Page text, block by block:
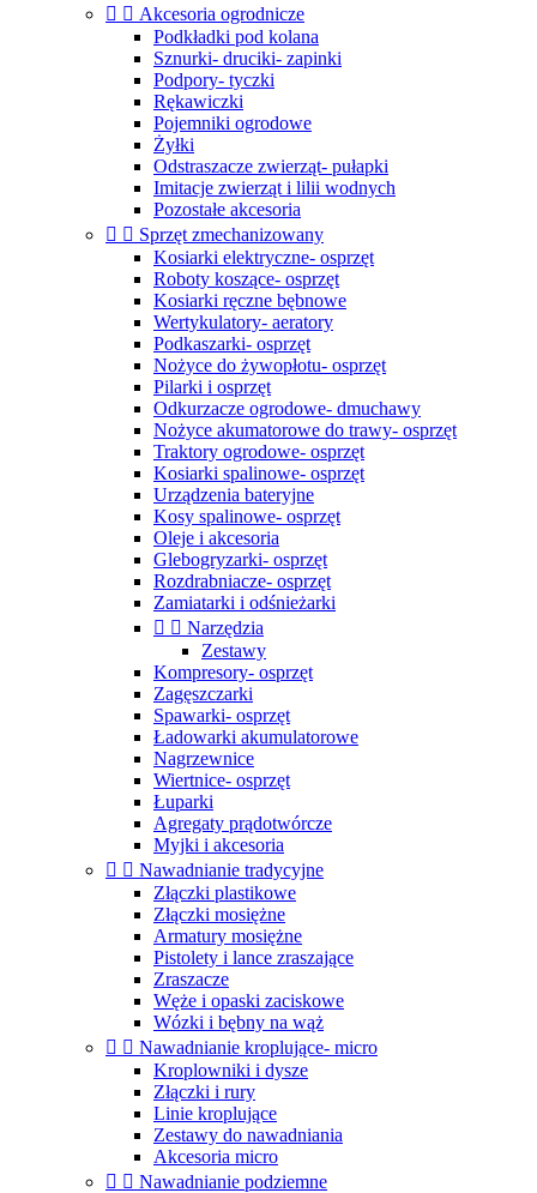
  Akcesoria ogrodnicze
Podkładki pod kolana
Sznurki- druciki- zapinki
Podpory- tyczki
Rękawiczki
Pojemniki ogrodowe
Żyłki
Odstraszacze zwierząt- pułapki
Imitacje zwierząt i lilii wodnych
Pozostałe akcesoria
  Sprzęt zmechanizowany
Kosiarki elektryczne- osprzęt
Roboty koszące- osprzęt
Kosiarki ręczne bębnowe
Wertykulatory- aeratory
Podkaszarki- osprzęt
Nożyce do żywopłotu- osprzęt
Pilarki i osprzęt
Odkurzacze ogrodowe- dmuchawy
Nożyce akumatorowe do trawy- osprzęt
Traktory ogrodowe- osprzęt
Kosiarki spalinowe- osprzęt
Urządzenia bateryjne
Kosy spalinowe- osprzęt
Oleje i akcesoria
Glebogryzarki- osprzęt
Rozdrabniacze- osprzęt
Zamiatarki i odśnieżarki
  Narzędzia
Zestawy
Kompresory- osprzęt
Zagęszczarki
Spawarki- osprzęt
Ładowarki akumulatorowe
Nagrzewnice
Wiertnice- osprzęt
Łuparki
Agregaty prądotwórcze
Myjki i akcesoria
  Nawadnianie tradycyjne
Złączki plastikowe
Złączki mosiężne
Armatury mosiężne
Pistolety i lance zraszające
Zraszacze
Węże i opaski zaciskowe
Wózki i bębny na wąż
  Nawadnianie kroplujące- micro
Kroplowniki i dysze
Złączki i rury
Linie kroplujące
Zestawy do nawadniania
Akcesoria micro
  Nawadnianie podziemne